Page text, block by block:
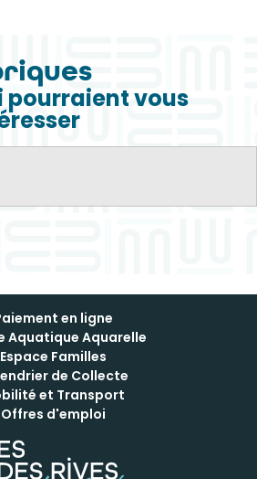
pourraient vous
en ligne
Aquatique Aquarelle
Espace Familles
de Collecte
et Transport
Offres d'emploi